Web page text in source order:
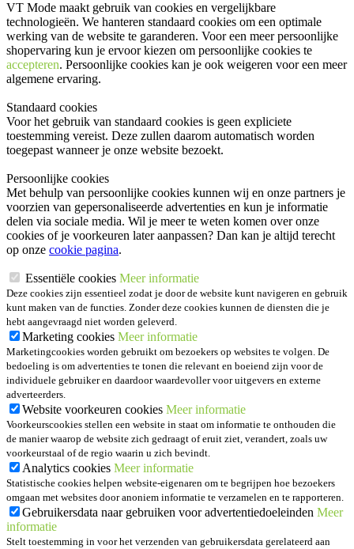
VT Mode maakt gebruik van cookies en vergelijkbare
technologieën. We hanteren standaard cookies om een optimale
werking van de website te garanderen. Voor een meer persoonlijke
shopervaring kun je ervoor kiezen om persoonlijke cookies te
accepteren. Persoonlijke cookies kan je ook weigeren voor een meer
algemene ervaring.
Standaard cookies
Voor het gebruik van standaard cookies is geen expliciete
toestemming vereist. Deze zullen daarom automatisch worden
toegepast wanneer je onze website bezoekt.
Persoonlijke cookies
Met behulp van persoonlijke cookies kunnen wij en onze partners je
voorzien van gepersonaliseerde advertenties en kun je informatie
delen via sociale media. Wil je meer te weten komen over onze
cookies of je voorkeuren later aanpassen? Dan kan je altijd terecht
op onze cookie pagina.
Essentiële cookies Meer informatie
Deze cookies zijn essentieel zodat je door de website kunt navigeren en gebruik
kunt maken van de functies. Zonder deze cookies kunnen de diensten die je
hebt aangevraagd niet worden geleverd.
Marketing cookies Meer informatie
Marketingcookies worden gebruikt om bezoekers op websites te volgen. De
bedoeling is om advertenties te tonen die relevant en boeiend zijn voor de
individuele gebruiker en daardoor waardevoller voor uitgevers en externe
adverteerders.
Website voorkeuren cookies Meer informatie
Voorkeurscookies stellen een website in staat om informatie te onthouden die
de manier waarop de website zich gedraagt of eruit ziet, verandert, zoals uw
voorkeurstaal of de regio waarin u zich bevindt.
Analytics cookies Meer informatie
Statistische cookies helpen website-eigenaren om te begrijpen hoe bezoekers
omgaan met websites door anoniem informatie te verzamelen en te rapporteren.
Gebruikersdata naar gebruiken voor advertentiedoeleinden Meer
informatie
Stelt toestemming in voor het verzenden van gebruikersdata gerelateerd aan